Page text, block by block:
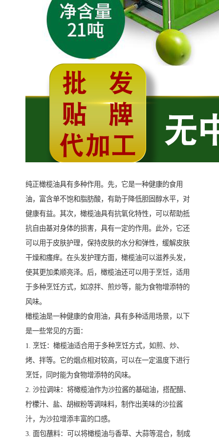
纯正橄榄油具有多种作用。先，它是一种健康的食用
油，富含单不饱和脂肪酸，有助于降低胆固醇水平，对
健康有益。其次，橄榄油具有抗氧化特性，可以帮助抵
抗自由基对身体的损害，具有一定的作用。此外，它还
可以用于皮肤护理，保持皮肤的水分和弹性，缓解皮肤
干燥和瘙痒。在头发护理方面，橄榄油可以滋养头发，
使其更加柔顺亮泽。后，橄榄油还可以用于烹饪，适用
于多种烹饪方式，如凉拌、煎炒等，能为食物增添特的
风味。
橄榄油是一种健康的食用油，具有多种适用场景，以下
是一些常见的方面：
1. 烹饪：橄榄油适合用于多种烹饪方式，如煎、炒、
烤、拌等。它的烟点相对较高，可以在一定温度下进行
烹饪，同时能为食物增添特的风味。
2. 沙拉调味：将橄榄油作为沙拉酱的基础油，搭配醋、
柠檬汁、盐、胡椒粉等调味料，制作出美味的沙拉酱
汁，为沙拉增添丰富的口感。
3. 面包蘸料：可以将橄榄油与香草、大蒜等混合，制成